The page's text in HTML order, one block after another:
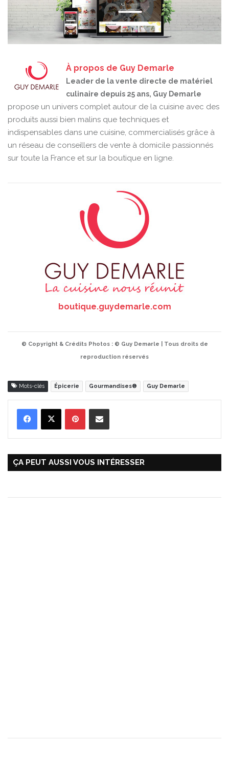
À propos de Guy Demarle
Leader de la vente directe de matériel
culinaire depuis 25 ans, Guy Demarle
propose un univers complet autour de la cuisine avec des
produits aussi bien malins que techniques et
indispensables dans une cuisine, commercialisés grâce à
un réseau de conseillers de vente à domicile passionnés
sur toute la France et sur la boutique en ligne.
boutique.guydemarle.com
© Copyright & Crédits Photos : © Guy Demarle | Tous droits de
reproduction réservés
Mots-clés Épicerie Gourmandises® Guy Demarle
ÇA PEUT AUSSI VOUS INTÉRESSER